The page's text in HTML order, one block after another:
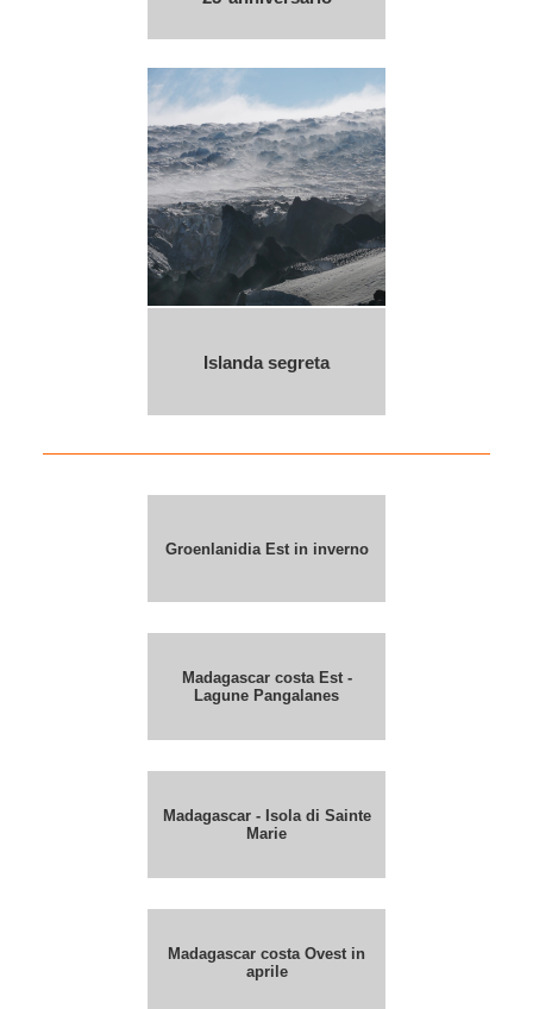
Islanda segreta
Groenlanidia Est in inverno
Madagascar costa Est -
Lagune Pangalanes
Madagascar - Isola di Sainte
Marie
Madagascar costa Ovest in
aprile